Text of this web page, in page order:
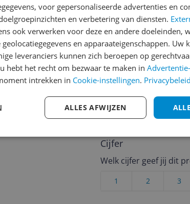
Reviews
Er zijn nog geen
Heb jij dit product in
met het schrijven van
een review gemiddeld
andere bezoekers een
€250,-!Klik hier voor
Cijfer
Welk cijfer geef jij dit
3
2
1
voor gepersonaliseerde advertenties en
en verbetering van diensten.
ook verwerken voor deze en andere doeleinden,
en apparaateigenschappen. Uw
leveranciers kunnen zich beroepen op
hebt het recht om bezwaar te maken in
intrekken in Cookie-instellingen. Privacybeleid
ALLES AFWIJZEN